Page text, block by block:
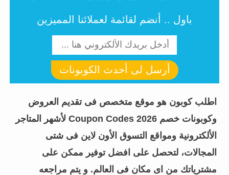
باول .. أنضم لقائمة لعملائنا المميزين
أرسل لى أحدث الكوبونات
اطلب كوبون هو موقع متخصص فى تقديم العروض
وكوبونات خصم Coupon Codes 2026 لأشهر المتاجر
الألكترونية ومواقع التسوق الأون لاين فى شتى
المجالات، لتحصل على افضل توفير ممكن على
مشترياتك من اى مكان فى العالم. و يتم مراجعه